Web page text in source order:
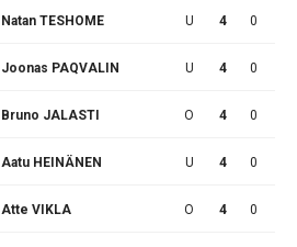
Natan TESHOME U 4 0
Joonas PAQVALIN U 4 0
Bruno JALASTI O 4 0
Aatu HEINÄNEN U 4 0
Atte VIKLA O 4 0